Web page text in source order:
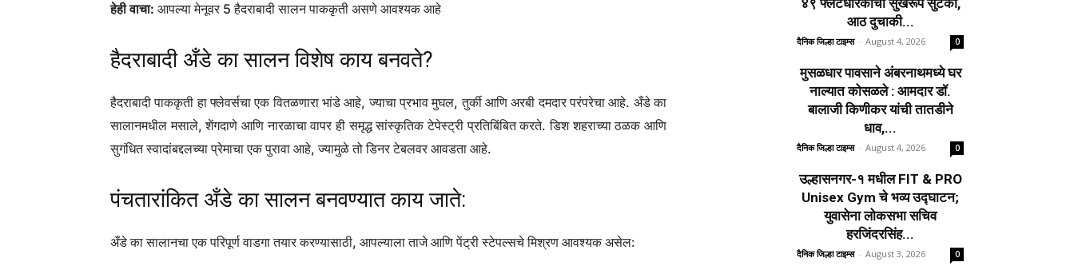
हेही वाचा: आपल्या मेनूवर 5 हैदराबादी सालन पाककृती असणे आवश्यक आहे
हैदराबादी अँडे का सालन विशेष काय बनवते?
हैदराबादी पाककृती हा फ्लेवर्सचा एक वितळणारा भांडे आहे, ज्याचा प्रभाव मुघल, तुर्की आणि अरबी दमदार परंपरेचा आहे. अँडे का
सालानमधील मसाले, शेंगदाणे आणि नारळाचा वापर ही समृद्ध सांस्कृतिक टेपेस्ट्री प्रतिबिंबित करते. डिश शहराच्या ठळक आणि
सुगंधित स्वादांबद्दलच्या प्रेमाचा एक पुरावा आहे, ज्यामुळे तो डिनर टेबलवर आवडता आहे.
पंचतारांकित अँडे का सालन बनवण्यात काय जाते:
अँडे का सालानचा एक परिपूर्ण वाडगा तयार करण्यासाठी, आपल्याला ताजे आणि पेंट्री स्टेपल्सचे मिश्रण आवश्यक असेल:
आठ दुचाकी...
दैनिक जिल्हा टाइम्स - August 4, 2026 0
मुसळधार पावसाने अंबरनाथमध्ये घर
नाल्यात कोसळले : आमदार डॉ.
बालाजी किणीकर यांची तातडीने
धाव,...
दैनिक जिल्हा टाइम्स - August 4, 2026 0
उल्हासनगर-१ मधील FIT & PRO
Unisex Gym चे भव्य उद्घाटन;
युवासेना लोकसभा सचिव
हरजिंदरसिंह...
दैनिक जिल्हा टाइम्स - August 3, 2026 0